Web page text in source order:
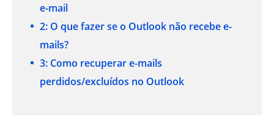
e-mail
2: O que fazer se o Outlook não recebe e-
mails?
3: Como recuperar e-mails
perdidos/excluídos no Outlook